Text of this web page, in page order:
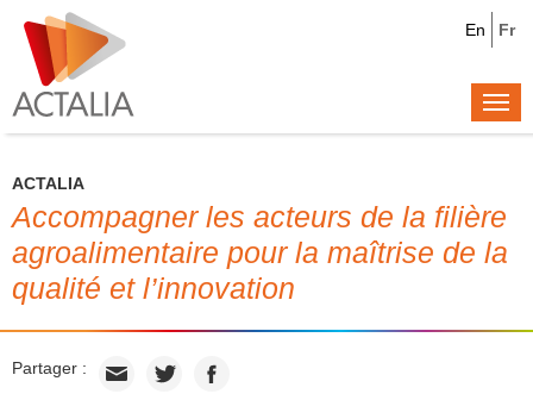
Fr
En
ACTALIA
Accompagner les acteurs de la filière
agroalimentaire pour la maîtrise de la
qualité et l’innovation
Partager :